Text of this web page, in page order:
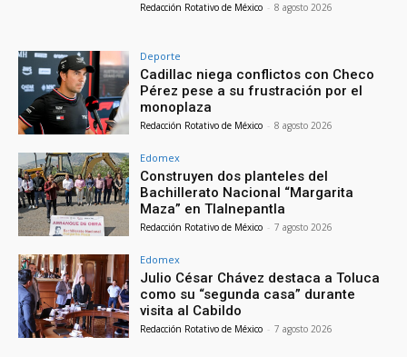
Redacción Rotativo de México - 8 agosto 2026
Deporte
Cadillac niega conflictos con Checo
Pérez pese a su frustración por el
monoplaza
Redacción Rotativo de México - 8 agosto 2026
Edomex
Construyen dos planteles del
Bachillerato Nacional “Margarita
Maza” en Tlalnepantla
Redacción Rotativo de México - 7 agosto 2026
Edomex
Julio César Chávez destaca a Toluca
como su “segunda casa” durante
visita al Cabildo
Redacción Rotativo de México - 7 agosto 2026